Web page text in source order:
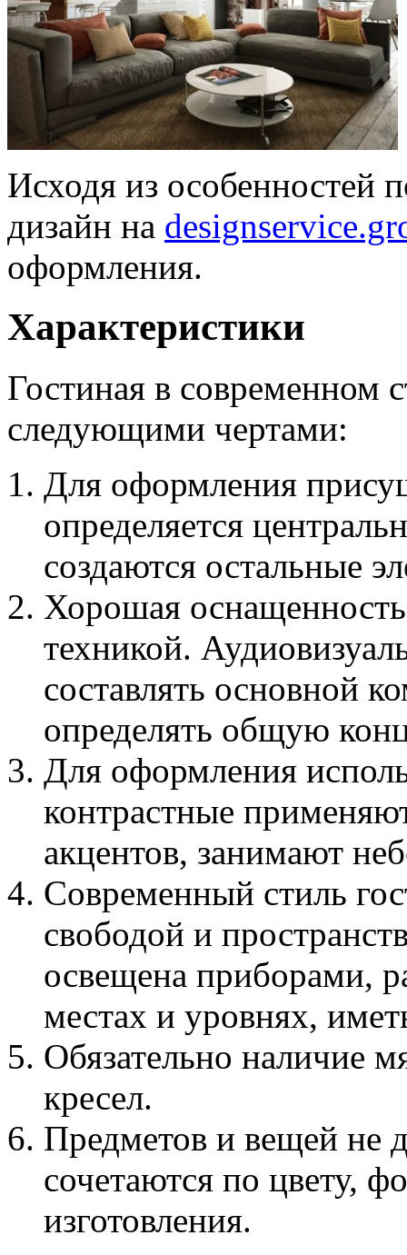
Исходя из особенностей
дизайн на
оформления.
Характеристики
Гостиная в современном
следующими чертами:
Для оформления
определяется
создаются остальные
Хорошая
техникой.
составлять основной
определять общую
Для оформления
контрастные
акцентов, занимают
Современный стиль
свободой и
освещена приборами,
местах и уровнях,
Обязательно наличие
кресел.
Предметов и вещей не
сочетаются по цвету,
изготовления.